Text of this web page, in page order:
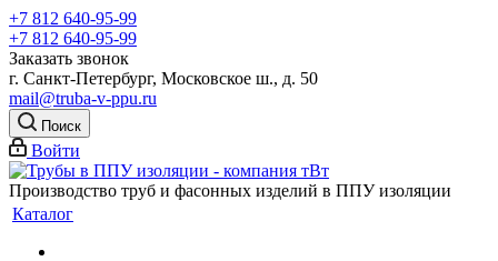
+7 812 640-95-99
+7 812 640-95-99
Заказать звонок
г. Санкт-Петербург, Московское ш., д. 50
mail@truba-v-ppu.ru
Поиск
Войти
Производство труб и фасонных изделий в ППУ изоляции
Каталог